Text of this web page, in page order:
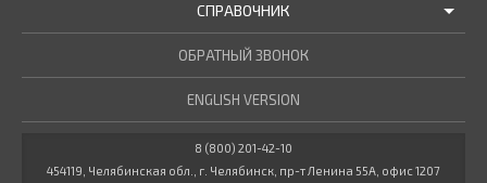
МЕТАЛЛОПРОКАТ В НАЛИЧИИ
РЕЗКА В РАЗМЕР
ПРОЧИЕ УСЛУГИ
О НАС
НОВОСТИ КОМПАНИИ
СТАТЬИ
ДОКУМЕНТЫ
СПРАВОЧНИК
ГОСТЫ / ТУ
МАРОЧНИК СТАЛЕЙ
КУЛЬКУЛЯТОР МЕТАЛЛУРГА
ОБРАТНЫЙ ЗВОНОК
ENGLISH VERSION
8 (800) 201-42-10
454119, Челябинская обл., г. Челябинск, пр-т Ленина 55А, офис 1207